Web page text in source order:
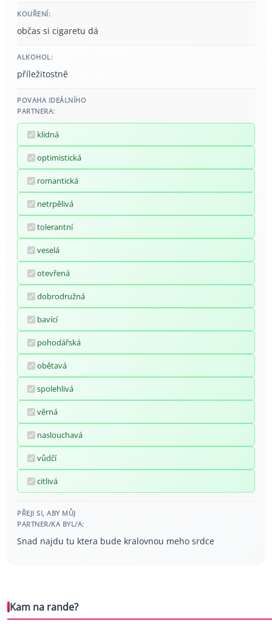
KOUŘENÍ:
občas si cigaretu dá
ALKOHOL:
příležitostně
POVAHA IDEÁLNÍHO
PARTNERA:
klidná
optimistická
romantická
netrpělivá
tolerantní
veselá
otevřená
dobrodružná
bavící
pohodářská
obětavá
spolehlivá
věrná
naslouchavá
vůdčí
citlivá
PŘEJI SI, ABY MŮJ
PARTNER/KA BYL/A:
Snad najdu tu ktera bude kralovnou meho srdce
Kam na rande?